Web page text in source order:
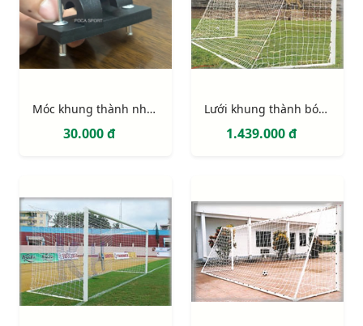
Móc khung thành nhựa PVC 2 điểm định vị (móc lưới khung thành)
30.000 đ
Lưới khung thành bóng đá 11 người (hình thang)
1.439.000 đ